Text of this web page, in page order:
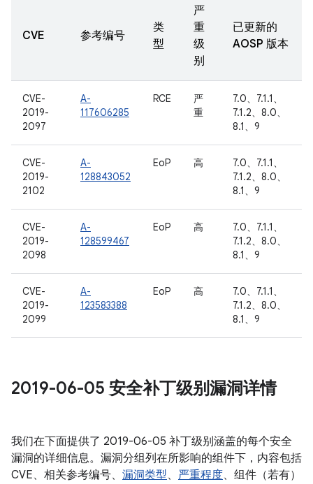
CVE 参考编号
类
型
严
重
级
别
已更新的
AOSP 版本
CVE-
2019-
2097
A-
117606285
RCE
严
重
7.0、7.1.1、
7.1.2、8.0、
8.1、9
CVE-
2019-
2102
A-
128843052
EoP 高
7.0、7.1.1、
7.1.2、8.0、
8.1、9
CVE-
2019-
2098
A-
128599467
EoP 高
7.0、7.1.1、
7.1.2、8.0、
8.1、9
CVE-
2019-
2099
A-
123583388
EoP 高
7.0、7.1.1、
7.1.2、8.0、
8.1、9
2019-06-05 安全补丁级别漏洞详情
我们在下面提供了 2019-06-05 补丁级别涵盖的每个安全
漏洞的详细信息。漏洞分组列在所影响的组件下，内容包括
CVE、相关参考编号、 漏洞类型、 严重程度、组件（若有）